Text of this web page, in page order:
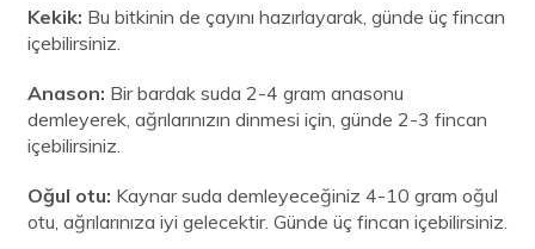
Kekik: Bu bitkinin de çayını hazırlayarak, günde üç fincan
içebilirsiniz.
Anason: Bir bardak suda 2-4 gram anasonu
demleyerek, ağrılarınızın dinmesi için, günde 2-3 fincan
içebilirsiniz.
Oğul otu: Kaynar suda demleyeceğiniz 4-10 gram oğul
otu, ağrılarınıza iyi gelecektir. Günde üç fincan içebilirsiniz.